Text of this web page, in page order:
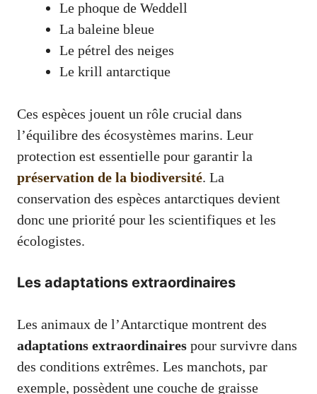
Le phoque de Weddell
La baleine bleue
Le pétrel des neiges
Le krill antarctique
Ces espèces jouent un rôle crucial dans
l’équilibre des écosystèmes marins. Leur
protection est essentielle pour garantir la
préservation de la biodiversité. La
conservation des espèces antarctiques devient
donc une priorité pour les scientifiques et les
écologistes.
Les adaptations extraordinaires
Les animaux de l’Antarctique montrent des
adaptations extraordinaires pour survivre dans
des conditions extrêmes. Les manchots, par
exemple, possèdent une couche de graisse